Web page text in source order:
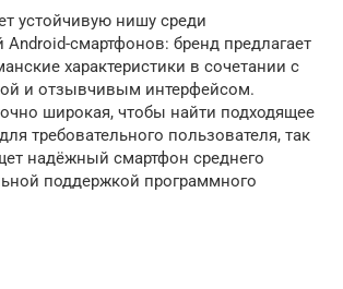
устойчивую нишу среди
Android-смартфонов: бренд предлагает
характеристики в сочетании с
и отзывчивым интерфейсом.
широкая, чтобы найти подходящее
требовательного пользователя, так
надёжный смартфон среднего
поддержкой программного